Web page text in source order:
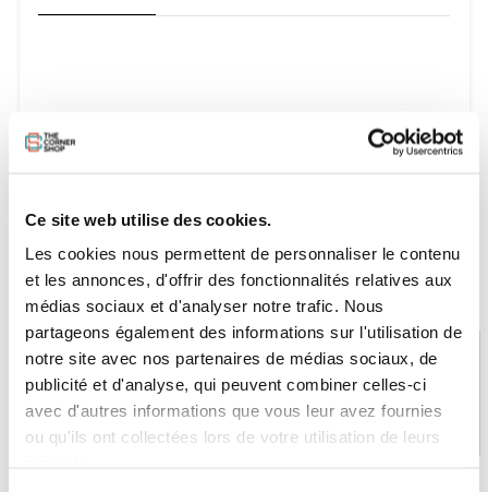
Ce site web utilise des cookies.
Les cookies nous permettent de personnaliser le contenu
et les annonces, d'offrir des fonctionnalités relatives aux
médias sociaux et d'analyser notre trafic. Nous
partageons également des informations sur l'utilisation de
notre site avec nos partenaires de médias sociaux, de
publicité et d'analyse, qui peuvent combiner celles-ci
avec d'autres informations que vous leur avez fournies
ou qu'ils ont collectées lors de votre utilisation de leurs
PAIEMENT SÉCURISÉ
STOCK EN TEMPS RÉEL